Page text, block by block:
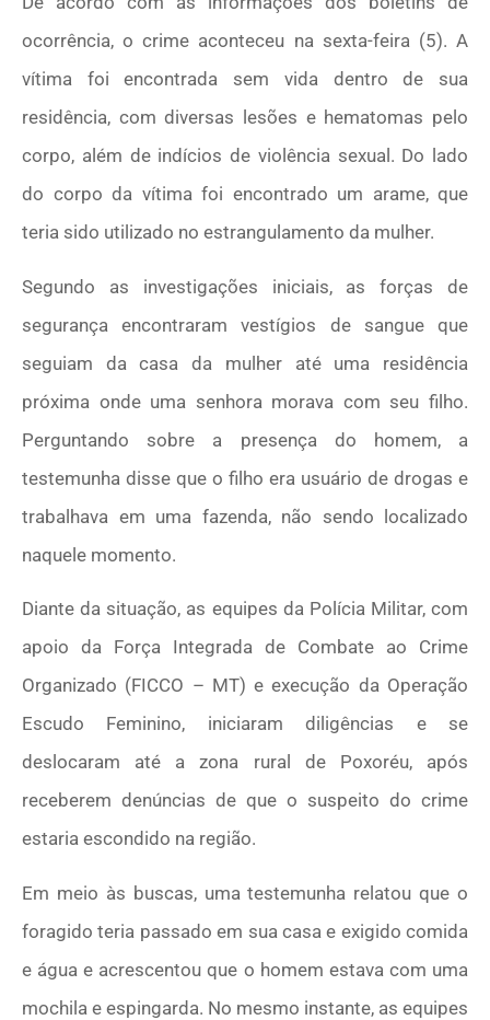
ocorrência, o crime aconteceu na sexta-feira (5). A
vítima foi encontrada sem vida dentro de sua
residência, com diversas lesões e hematomas pelo
corpo, além de indícios de violência sexual. Do lado
do corpo da vítima foi encontrado um arame, que
teria sido utilizado no estrangulamento da mulher.
Segundo as investigações iniciais, as forças de
segurança encontraram vestígios de sangue que
seguiam da casa da mulher até uma residência
próxima onde uma senhora morava com seu filho.
Perguntando sobre a presença do homem, a
testemunha disse que o filho era usuário de drogas e
trabalhava em uma fazenda, não sendo localizado
naquele momento.
Diante da situação, as equipes da Polícia Militar, com
apoio da Força Integrada de Combate ao Crime
Organizado (FICCO – MT) e execução da Operação
Escudo Feminino, iniciaram diligências e se
deslocaram até a zona rural de Poxoréu, após
receberem denúncias de que o suspeito do crime
estaria escondido na região.
Em meio às buscas, uma testemunha relatou que o
foragido teria passado em sua casa e exigido comida
e água e acrescentou que o homem estava com uma
mochila e espingarda. No mesmo instante, as equipes